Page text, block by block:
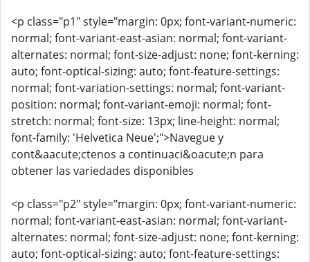
<p class="p1" style="margin: 0px; font-variant-numeric:
normal; font-variant-east-asian: normal; font-variant-
alternates: normal; font-size-adjust: none; font-kerning:
auto; font-optical-sizing: auto; font-feature-settings:
normal; font-variation-settings: normal; font-variant-
position: normal; font-variant-emoji: normal; font-
stretch: normal; font-size: 13px; line-height: normal;
font-family: 'Helvetica Neue';">Navegue y
cont&aacute;ctenos a continuaci&oacute;n para
obtener las variedades disponibles
<p class="p2" style="margin: 0px; font-variant-numeric:
normal; font-variant-east-asian: normal; font-variant-
alternates: normal; font-size-adjust: none; font-kerning:
auto; font-optical-sizing: auto; font-feature-settings: